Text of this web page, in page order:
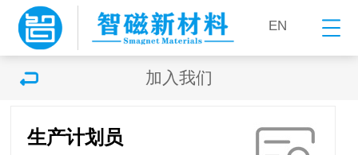
EN
加入我们
生产计划员